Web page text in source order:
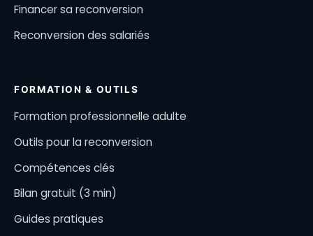
Financer sa reconversion
Reconversion des salariés
FORMATION & OUTILS
Formation professionnelle adulte
Outils pour la reconversion
Compétences clés
Bilan gratuit (3 min)
Guides pratiques